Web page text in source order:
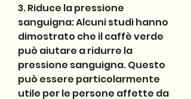
3. Riduce la pressione
sanguigna: Alcuni studi hanno
dimostrato che il caffè verde
può aiutare a ridurre la
pressione sanguigna. Questo
può essere particolarmente
utile per le persone affette da